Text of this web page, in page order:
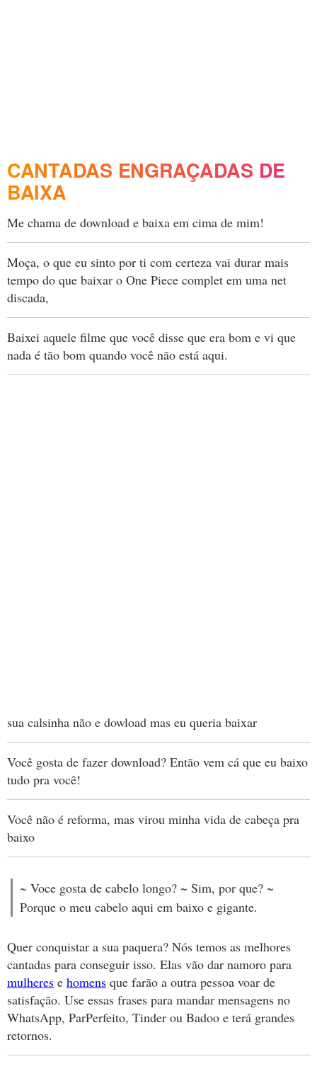
CANTADAS ENGRAÇADAS DE
BAIXA
Me chama de download e baixa em cima de mim!
Moça, o que eu sinto por ti com certeza vai durar mais
tempo do que baixar o One Piece complet em uma net
discada,
Baixei aquele filme que você disse que era bom e vi que
nada é tão bom quando você não está aqui.
sua calsinha não e dowload mas eu queria baixar
Você gosta de fazer download? Então vem cá que eu baixo
tudo pra você!
Você não é reforma, mas virou minha vida de cabeça pra
baixo
~ Voce gosta de cabelo longo? ~ Sim, por que? ~
Porque o meu cabelo aqui em baixo e gigante.
Quer conquistar a sua paquera? Nós temos as melhores
cantadas para conseguir isso. Elas vão dar namoro para
mulheres e homens que farão a outra pessoa voar de
satisfação. Use essas frases para mandar mensagens no
WhatsApp, ParPerfeito, Tinder ou Badoo e terá grandes
retornos.